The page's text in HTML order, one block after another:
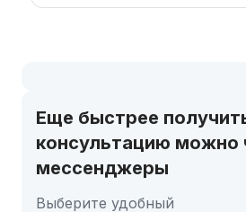
Еще быстрее
консультацию можно
мессенджеры
Выберите удобный